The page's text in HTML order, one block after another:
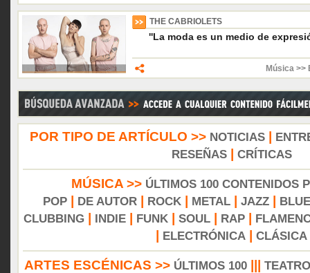
THE CABRIOLETS
''La moda es un medio de
Música >>
POR TIPO DE ARTÍCULO >> NOTICIAS|
RESEÑAS| CRÍTICAS
MÚSICA >> ÚLTIMOS 100 CONTENIDOS
POP
DE AUTOR ROCK METAL JAZZ
CLUBBING
INDIE FUNK SOUL RAP
ELECTRÓNICA CLÁSICA
ARTES ESCÉNICAS >> ÚLTIMOS 100||| TEATRO